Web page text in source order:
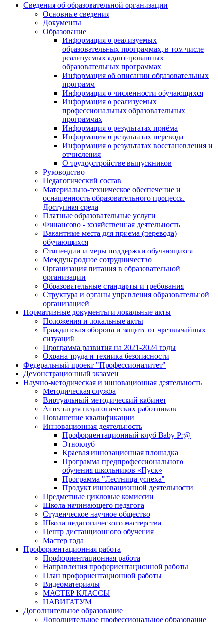
Сведения об образовательной организации
Основные сведения
Документы
Образование
Информация о реализуемых
образовательных программах, в том числе
реализуемых адаптированных
образовательных программах
Информация об описании образовательных
программ
Информация о численности обучающихся
Информация о реализуемых
профессиональных образовательных
программах
Информация о результатах приёма
Информация о результатах перевода
Информация о результатах восстановления и
отчисления
О трудоустройстве выпускников
Руководство
Педагогический состав
Материально-техническое обеспечение и
оснащенность образовательного процесса.
Доступная среда
Платные образовательные услуги
Финансово - хозяйственная деятельность
Вакантные места для приема (перевода)
обучающихся
Стипендии и меры поддержки обучающихся
Международное сотрудничество
Организация питания в образовательной
организации
Образовательные стандарты и требования
Структура и органы управления образовательной
организацией
Нормативные документы и локальные акты
Положения и локальные акты
Гражданская оборона и защита от чрезвычайных
ситуаций
Программа развития на 2021-2024 годы
Охрана труда и техника безопасности
Федеральный проект "Профессионалитет"
Демонстрационный экзамен
Научно-методическая и инновационная деятельность
Методическая служба
Виртуальный методический кабинет
Аттестация педагогических работников
Повышение квалификации
Инновационная деятельность
Профориентационный клуб Baby Pr@
Этноклуб
Краевая инновационная площадка
Программа предпрофессионального
обучения школьников «Пуск»
Программа "Лестница успеха"
Продукт инновационной деятельности
Предметные цикловые комиссии
Школа начинающего педагога
Студенческое научное общество
Школа педагогического мастерства
Центр дистанционного обучения
Мастер года
Профориентационная работа
Профориентационная работа
Направления профориентационной работы
План профориентационной работы
Видеоматериалы
МАСТЕР КЛАССЫ
НАВИГАТУМ
Дополнительное образование
Дополнительное профессиональное образование